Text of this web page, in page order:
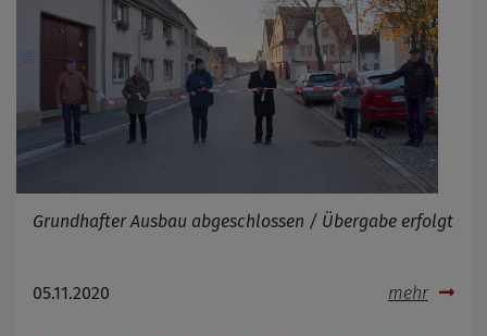
Grundhafter Ausbau abgeschlossen / Übergabe erfolgt
05.11.2020 mehr